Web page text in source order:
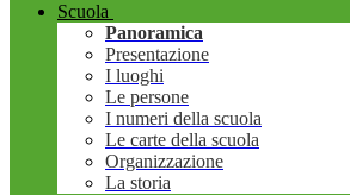
Scuola
Panoramica
Presentazione
I luoghi
Le persone
I numeri della scuola
Le carte della scuola
Organizzazione
La storia